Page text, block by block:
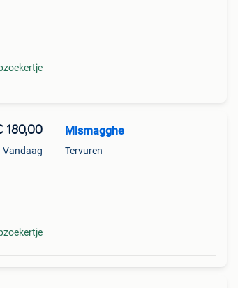
180,00
Vandaag
Mlsmagghe
Tervuren